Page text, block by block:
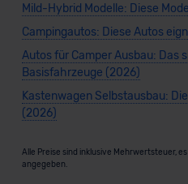
Mild-Hybrid Modelle: Diese
Campingautos: Diese Autos
Autos für Camper Ausbau: Das
Basisfahrzeuge (2026)
Kastenwagen Selbstausbau:
(2026)
Alle Preise sind inklusive Mehrwertsteuer,
angegeben.